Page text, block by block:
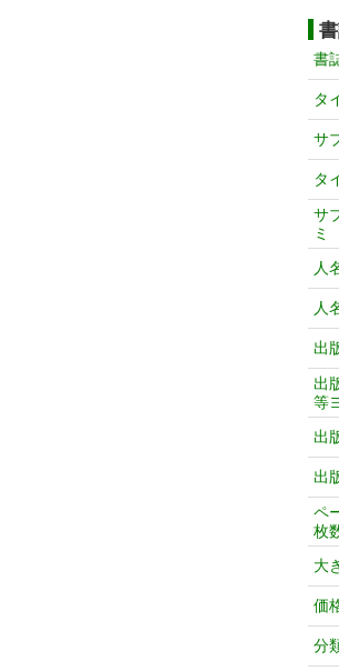
書
タ
サ
タ
サ
ミ
人
人
出
出
等
出
出
ペ
枚
大
価
分